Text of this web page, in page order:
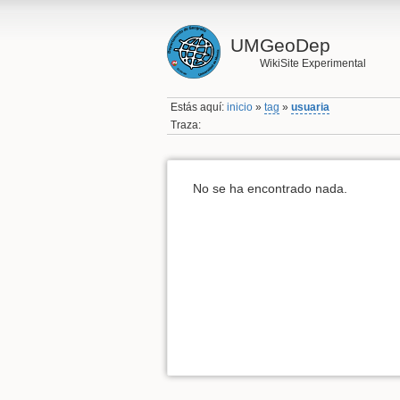
UMGeoDep
WikiSite Experimental
Estás aquí:inicio »tag »usuaria
Traza:
No se ha encontrado nada.